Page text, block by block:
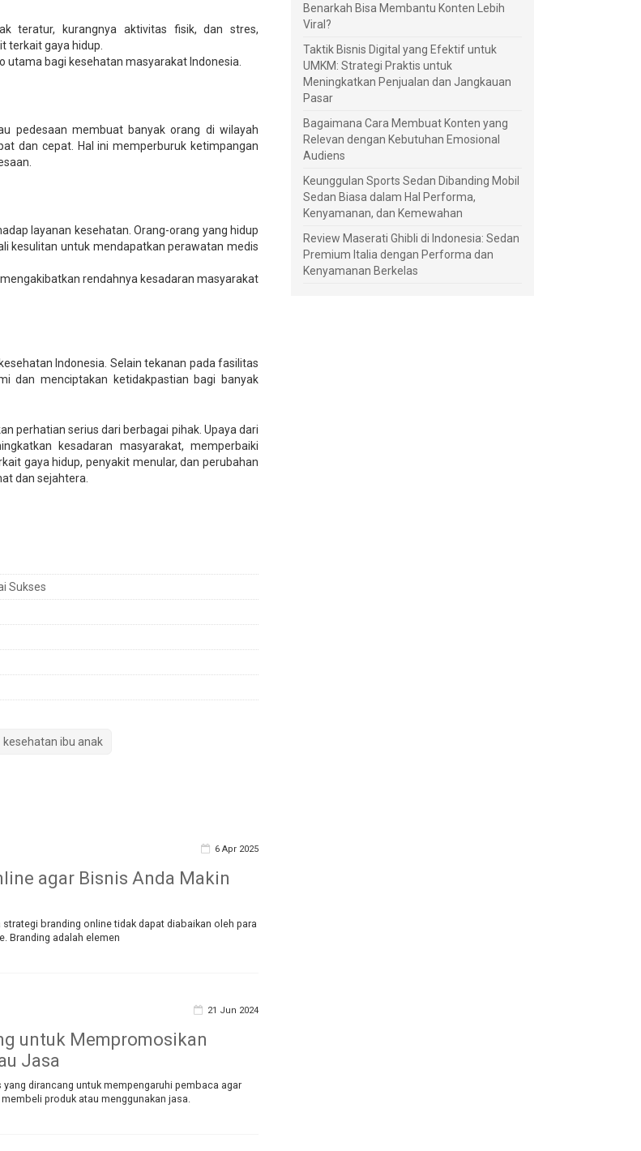
teratur, kurangnya aktivitas fisik, dan stres,
terkait gaya hidup.
utama bagi kesehatan masyarakat Indonesia.
pedesaan membuat banyak orang di wilayah
dan cepat. Hal ini memperburuk ketimpangan
layanan kesehatan. Orang-orang yang hidup
kesulitan untuk mendapatkan perawatan medis
rendahnya kesadaran masyarakat
Indonesia. Selain tekanan pada fasilitas
dan menciptakan ketidakpastian bagi banyak
perhatian serius dari berbagai pihak. Upaya dari
kesadaran masyarakat, memperbaiki
gaya hidup, penyakit menular, dan perubahan
dan sejahtera.
Sukses
kesehatan ibu anak
6 Apr 2025
agar Bisnis Anda Makin
branding online tidak dapat diabaikan oleh para
Branding adalah elemen
21 Jun 2024
untuk Mempromosikan
Jasa
dirancang untuk mempengaruhi pembaca agar
produk atau menggunakan jasa.
Benarkah Bisa Membantu Konten Lebih
Viral?
Taktik Bisnis Digital yang Efektif untuk
UMKM: Strategi Praktis untuk
Meningkatkan Penjualan dan Jangkauan
Pasar
Bagaimana Cara Membuat Konten yang
Relevan dengan Kebutuhan Emosional
Audiens
Keunggulan Sports Sedan Dibanding Mobil
Sedan Biasa dalam Hal Performa,
Kenyamanan, dan Kemewahan
Review Maserati Ghibli di Indonesia: Sedan
Premium Italia dengan Performa dan
Kenyamanan Berkelas